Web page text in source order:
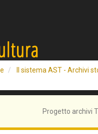
Il sistema AST - Archivi
Progetto archivi